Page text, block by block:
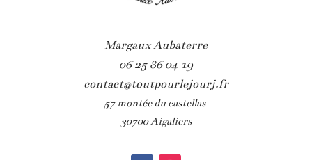
Margaux Aubaterre
06 25 86 04 19
contact@toutpourlejourj.fr
57 montée du castellas
30700 Aigaliers